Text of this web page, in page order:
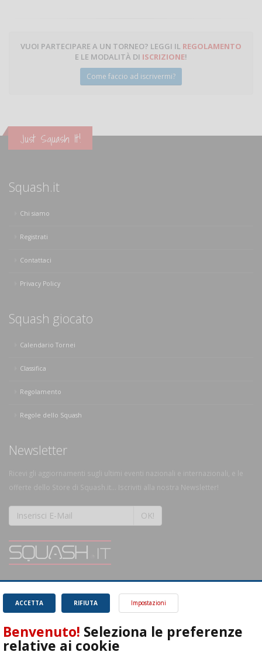
VUOI PARTECIPARE A UN TORNEO? LEGGI IL REGOLAMENTO
E LE MODALITÀ DI ISCRIZIONE!
Come faccio ad iscrivermi?
Just Squash It!
Squash.it
Chi siamo
Registrati
Contattaci
Privacy Policy
Squash giocato
Calendario Tornei
Classifica
Regolamento
Regole dello Squash
Newsletter
Ricevi gli aggiornamenti sugli ultimi eventi nazionali e internazionali, e le
offerte dello Store di Squash.it... Iscriviti alla nostra Newsletter!
OK!
magnifico sport.
Leggi
RIFIUTA
ACCETTA Impostazioni
Benvenuto! Seleziona le preferenze
relative ai cookie